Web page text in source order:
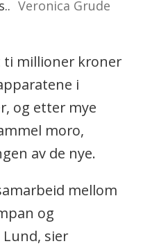
Veronica Grude
ti millioner kroner
i
og etter mye
moro,
av de nye.
mellom
og
sier